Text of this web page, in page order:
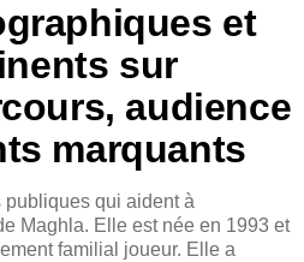
et
sur
audience
marquants
qui aident à
Maghla. Elle est née en 1993 et
familial joueur. Elle a